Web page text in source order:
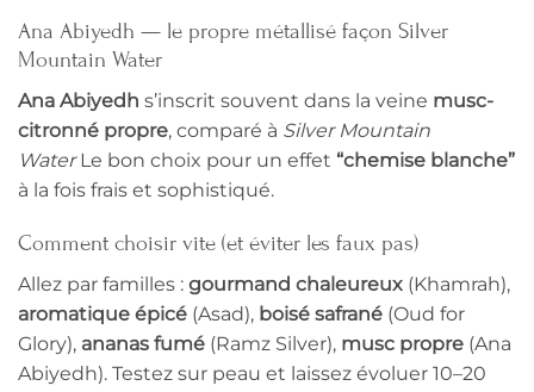
Ana Abiyedh — le propre métallisé façon Silver
Mountain Water
Ana Abiyedh s’inscrit souvent dans la veine musc-
citronné propre, comparé à Silver Mountain
WaterLe bon choix pour un effet “chemise blanche”
à la fois frais et sophistiqué.
Comment choisir vite (et éviter les faux pas)
Allez par familles : gourmand chaleureux (Khamrah),
aromatique épicé (Asad), boisé safrané (Oud for
Glory), ananas fumé (Ramz Silver), musc propre (Ana
Abiyedh). Testez sur peau et laissez évoluer 10–20